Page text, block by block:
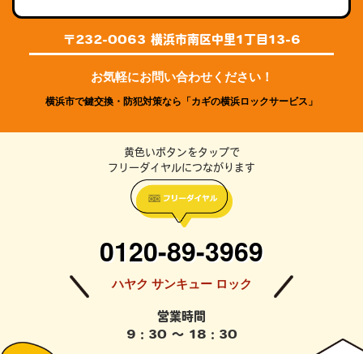
〒232-0063 横浜市南区中里1丁目13-6
お気軽にお問い合わせください！
横浜市で鍵交換・防犯対策なら「カギの横浜ロックサービス」
黄色いボタンをタップで
フリーダイヤルにつながります
0120-89-3969
ハヤク サンキュー ロック
営業時間
9：30 ～ 18：30